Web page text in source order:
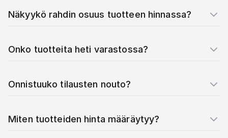
Näkyykö rahdin osuus tuotteen hinnassa?
Onko tuotteita heti varastossa?
Onnistuuko tilausten nouto?
Miten tuotteiden hinta määräytyy?